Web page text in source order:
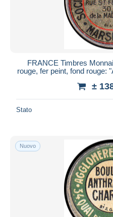
FRANCE Timbres
rouge, fer peint, fond rouge:
±
Stato
Nuovo